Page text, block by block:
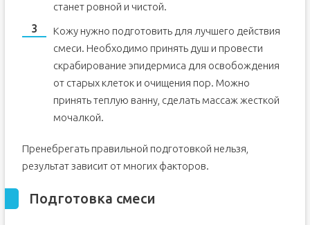
станет ровной и чистой.
Кожу нужно подготовить для лучшего действия
смеси. Необходимо принять душ и провести
скрабирование эпидермиса для освобождения
от старых клеток и очищения пор. Можно
принять теплую ванну, сделать массаж жесткой
мочалкой.
Пренебрегать правильной подготовкой нельзя,
результат зависит от многих факторов.
Подготовка смеси